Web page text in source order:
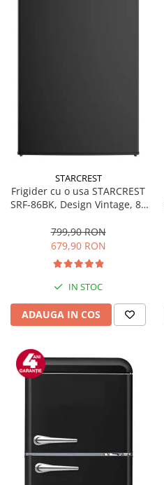
Accesorii aparate climatizare
Aeroterme
Aparate de spalat cu presiune
Climatizare
Purificatoare
Ingrijire personala
Aparate & Accesorii ingrijire
personala
Obiecte sanitare
Accesorii
STARCREST
Frigider cu o usa STARCREST
SRF-86BK, Design Vintage, 85
interioara, H 84 cm, Negru
799,90 RON
679,90 RON
IN STOC
ADAUGA IN COS